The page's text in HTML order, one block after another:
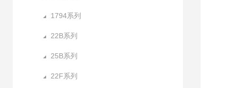
1794系列
22B系列
25B系列
22F系列